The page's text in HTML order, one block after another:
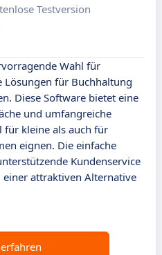
Testversion
Wahl für
für Buchhaltung
Diese Software bietet eine
und umfangreiche
für kleine als auch für
eignen. Die einfache
Kundenservice
einer attraktiven Alternative